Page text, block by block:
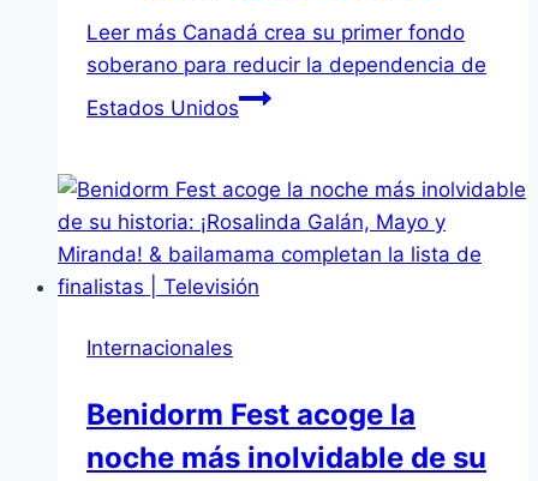
Leer más Canadá crea su primer fondo
soberano para reducir la dependencia de
Estados Unidos
Internacionales
Benidorm Fest acoge la
noche más inolvidable de su